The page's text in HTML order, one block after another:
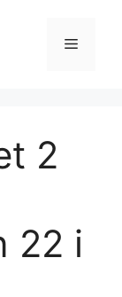
Meny
2
22 i